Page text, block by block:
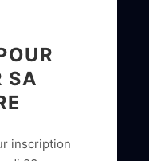
SA
inscription